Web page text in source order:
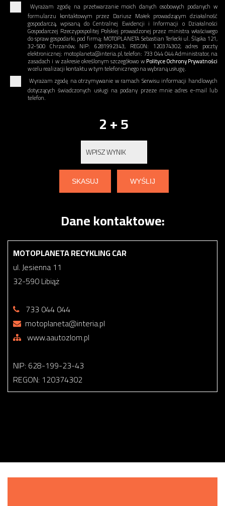
Wyrażam zgodę na przetwarzanie moich danych osobowych podanych w
formularzu kontaktowym przez Dariusz Małek prowadzącym działalność
gospodarczą, wpisaną do Centralnej Ewidencji i Informacji o Działalności
Gospodarczej Rzeczypospolitej Polskiej prowadzonej przez ministra właściwego
do spraw gospodarki, pod firmą: MOTOPLANETA Sebastian Terlecki ul. Śląska 121,
32-500 Chrzanów, NIP: 6281992343, REGON: 120374302, adres poczty
elektronicznej: motoplaneta@interia.pl, telefon: 733 044 044 Administrator, na
zasadach i w zakresie określonym szczegółowo wPolityce Ochrony Prywatności
w celu realizacji kontaktu w tym telefonicznego na wybraną usługę.
Wyrażam zgodę na otrzymywanie w ramach Serwisu informacji handlowych
dotyczących świadczonych usługi na podany przeze mnie adres e-mail lub
telefon.
2 + 5
Dane kontaktowe:
MOTOPLANETA RECYKLING CAR
ul. Jesienna 11
32-590 Libiąż
733 044 044
motoplaneta@interia.pl
www.aautozlom.pl
NIP: 628-199-23-43
REGON: 120374302